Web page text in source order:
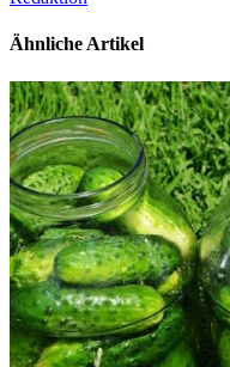
Ähnliche Artikel